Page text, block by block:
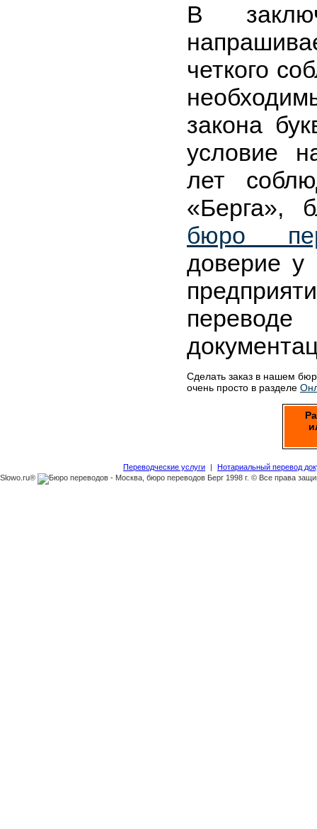
В
четкого
закона
условие
лет
«Берга»,
бюро
доверие у
Сделать заказ в нашем
очень просто в разделе
Переводческие услуги |
Нотариальный перевод
Slowo.ru®
1998 г. © Все права